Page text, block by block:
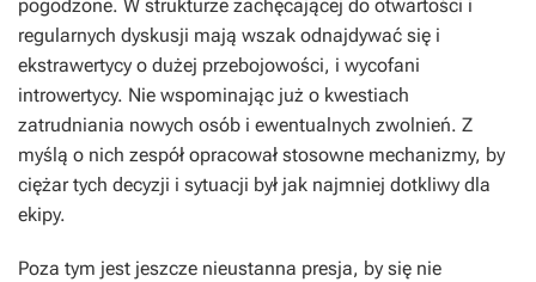
pogodzone. W strukturze zachęcającej do otwartości i
regularnych dyskusji mają wszak odnajdywać się i
ekstrawertycy o dużej przebojowości, i wycofani
introwertycy. Nie wspominając już o kwestiach
zatrudniania nowych osób i ewentualnych zwolnień. Z
myślą o nich zespół opracował stosowne mechanizmy, by
ciężar tych decyzji i sytuacji był jak najmniej dotkliwy dla
ekipy.
Poza tym jest jeszcze nieustanna presja, by się nie